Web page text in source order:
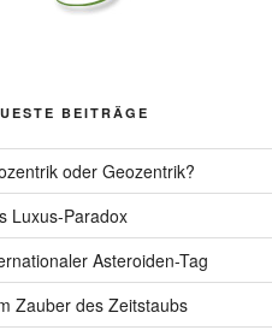
BEITRÄGE
oder Geozentrik?
Luxus-Paradox
Asteroiden-Tag
Zauber des Zeitstaubs